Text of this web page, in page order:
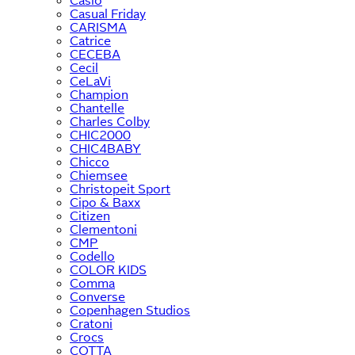
Casual Friday
CARISMA
Catrice
CECEBA
Cecil
CeLaVi
Champion
Chantelle
Charles Colby
CHIC2000
CHIC4BABY
Chicco
Chiemsee
Christopeit Sport
Cipo & Baxx
Citizen
Clementoni
CMP
Codello
COLOR KIDS
Comma
Converse
Copenhagen Studios
Cratoni
Crocs
COTTA